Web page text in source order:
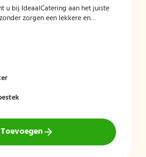
u bij IdeaalCatering aan het juiste
zorgen een lekkere en
tweede
op 26 december gekoeld bij u
Toevoegen